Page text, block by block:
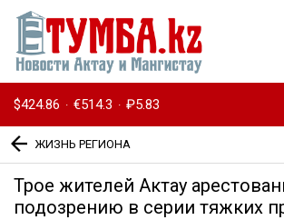
$424.86 · €514.3 · ₽5.83
ЖИЗНЬ РЕГИОНА
Трое жителей Актау
подозрению в серии тяжких